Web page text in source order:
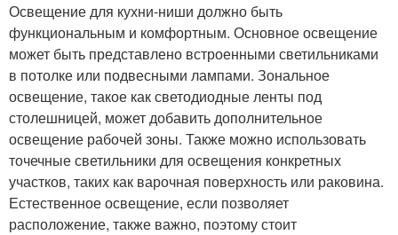
Освещение для кухни-ниши должно быть
функциональным и комфортным. Основное освещение
может быть представлено встроенными светильниками
в потолке или подвесными лампами. Зональное
освещение, такое как светодиодные ленты под
столешницей, может добавить дополнительное
освещение рабочей зоны. Также можно использовать
точечные светильники для освещения конкретных
участков, таких как варочная поверхность или раковина.
Естественное освещение, если позволяет
расположение, также важно, поэтому стоит